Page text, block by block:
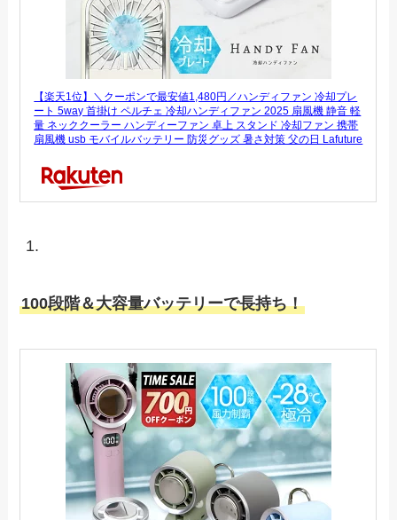
【楽天1位】＼クーポンで最安値1,480円／ハンディファン 冷却プレ
ート 5way 首掛け ペルチェ 冷却ハンディファン 2025 扇風機 静音 軽
量 ネッククーラー ハンディーファン 卓上 スタンド 冷却ファン 携帯
扇風機 usb モバイルバッテリー 防災グッズ 暑さ対策 父の日 Lafuture
100段階＆大容量バッテリーで長持ち！